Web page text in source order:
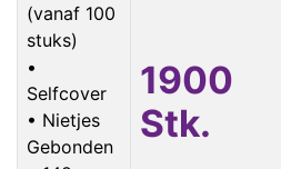
(vanaf 100
stuks)
•
Selfcover
• Nietjes
Gebonden
1900
Stk.